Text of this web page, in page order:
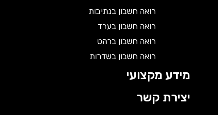
רואה חשבון בנתיבות
רואה חשבון בערד
רואה חשבון ברהט
רואה חשבון בשדרות
מידע מקצועי
יצירת קשר